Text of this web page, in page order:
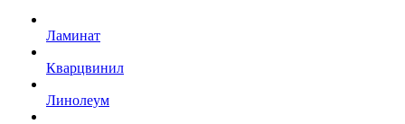
Ламинат
Кварцвинил
Линолеум